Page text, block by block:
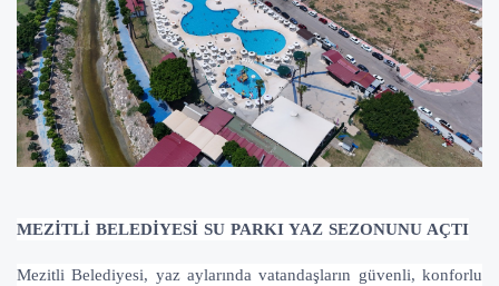
MEZİTLİ BELEDİYESİ SU PARKI YAZ SEZONUNU AÇTI
Mezitli Belediyesi, yaz aylarında vatandaşların güvenli, konforlu